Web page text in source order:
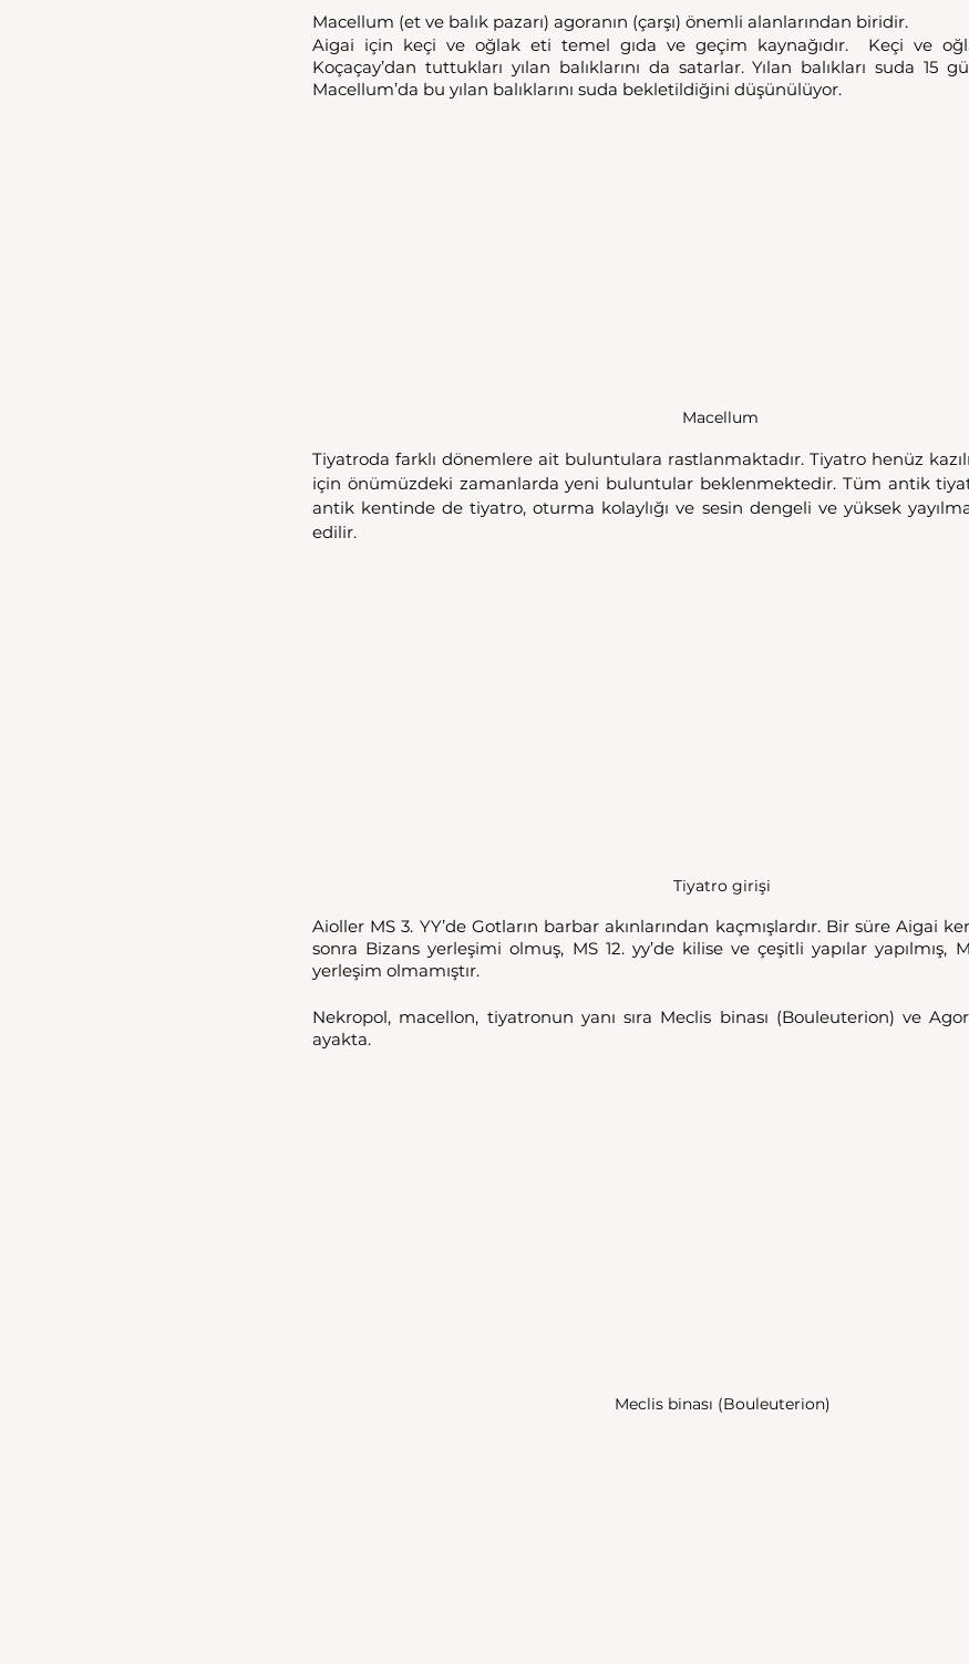
Macellum (et ve balık pazarı) agoranın (çarşı) önemli alanlarından biridir.
Aigai için keçi ve oğlak eti temel gıda ve geçim kaynağıdır.  Keçi ve
Koçaçay’dan tuttukları yılan balıklarını da satarlar. Yılan balıkları suda 15
Macellum’da bu yılan balıklarını suda bekletildiğini düşünülüyor.
Macellum
Tiyatroda farklı dönemlere ait buluntulara rastlanmaktadır. Tiyatro henüz
için önümüzdeki zamanlarda yeni buluntular beklenmektedir. Tüm antik
antik kentinde de tiyatro, oturma kolaylığı ve sesin dengeli ve yüksek
edilir.
Tiyatro girişi
Aioller MS 3. YY’de Gotların barbar akınlarından kaçmışlardır. Bir süre Aigai
sonra Bizans yerleşimi olmuş, MS 12. yy’de kilise ve çeşitli yapılar yapılmış,
yerleşim olmamıştır.
Nekropol, macellon, tiyatronun yanı sıra Meclis binası (Bouleuterion) ve
ayakta.
Meclis binası (Bouleuterion)